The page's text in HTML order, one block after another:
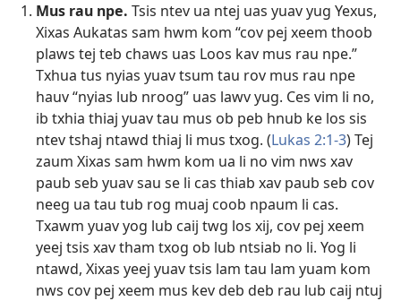
Mus rau npe. Tsis ntev ua ntej uas yuav yug Yexus,
Xixas Aukatas sam hwm kom “cov pej xeem thoob
plaws tej teb chaws uas Loos kav mus rau npe.”
Txhua tus nyias yuav tsum tau rov mus rau npe
hauv “nyias lub nroog” uas lawv yug. Ces vim li no,
ib txhia thiaj yuav tau mus ob peb hnub ke los sis
ntev tshaj ntawd thiaj li mus txog. (Lukas 2:1-3) Tej
zaum Xixas sam hwm kom ua li no vim nws xav
paub seb yuav sau se li cas thiab xav paub seb cov
neeg ua tau tub rog muaj coob npaum li cas.
Txawm yuav yog lub caij twg los xij, cov pej xeem
yeej tsis xav tham txog ob lub ntsiab no li. Yog li
ntawd, Xixas yeej yuav tsis lam tau lam yuam kom
nws cov pej xeem mus kev deb deb rau lub caij ntuj